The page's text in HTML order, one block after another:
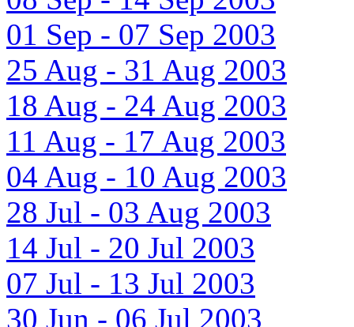
01 Sep - 07 Sep 2003
25 Aug - 31 Aug 2003
18 Aug - 24 Aug 2003
11 Aug - 17 Aug 2003
04 Aug - 10 Aug 2003
28 Jul - 03 Aug 2003
14 Jul - 20 Jul 2003
07 Jul - 13 Jul 2003
30 Jun - 06 Jul 2003